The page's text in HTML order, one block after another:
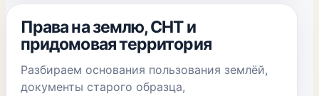
Права на землю, СНТ и
придомовая территория
Разбираем основания пользования землёй,
документы старого образца,